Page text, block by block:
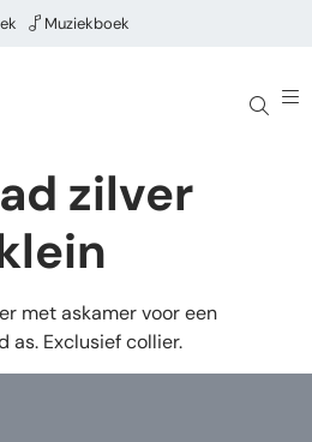
Muziekboek
zilver
met askamer voor een
as. Exclusief collier.